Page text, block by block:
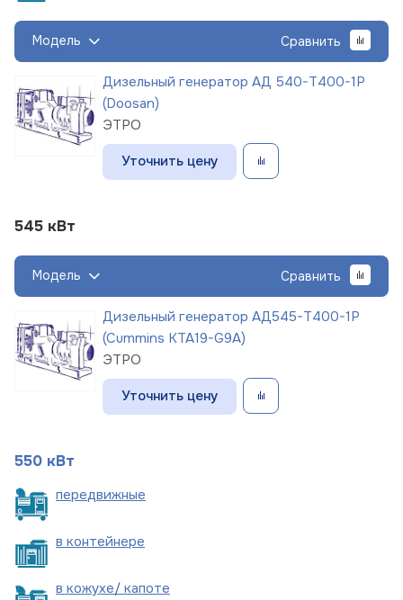
Модель Сравнить
Дизельный генератор АД 540-Т400-1Р
(Doosan)
ЭТРО
Уточнить цену
545 кВт
Модель Сравнить
Дизельный генератор АД545-Т400-1Р
(Cummins KTA19-G9A)
ЭТРО
Уточнить цену
550 кВт
передвижные
в контейнере
в кожухе/ капоте